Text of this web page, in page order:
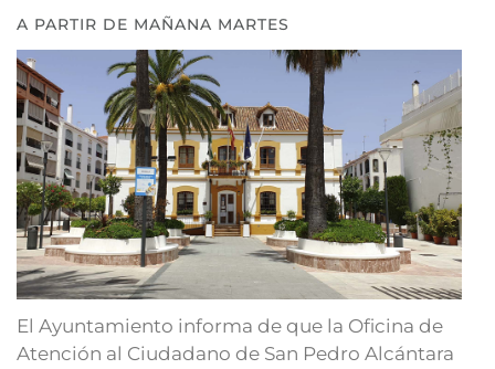
A PARTIR DE MAÑANA MARTES
El Ayuntamiento informa de que la Oficina de
Atención al Ciudadano de San Pedro Alcántara